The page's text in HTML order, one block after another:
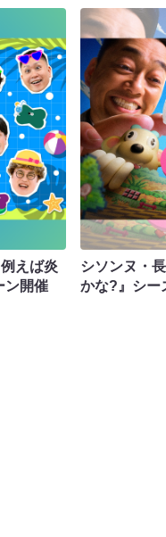
えば炎
ン開催
シソンヌ・
かな?』シ